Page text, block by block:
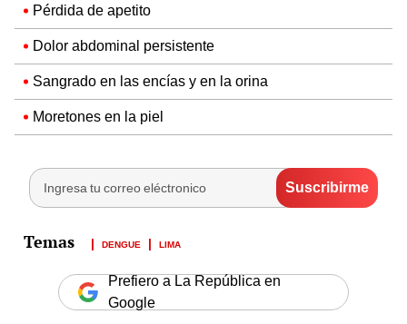
Pérdida de apetito
Dolor abdominal persistente
Sangrado en las encías y en la orina
Moretones en la piel
DENGUE LIMA
Prefiero a La República en
Google